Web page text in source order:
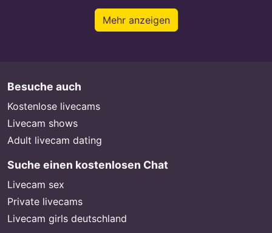
Mehr anzeigen
Besuche auch
Kostenlose livecams
Livecam shows
Adult livecam dating
Suche einen kostenlosen Chat
Livecam sex
Private livecams
Livecam girls deutschland